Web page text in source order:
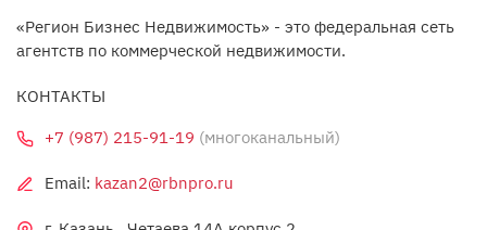
«Регион Бизнес Недвижимость» - это федеральная сеть
агентств по коммерческой недвижимости.
КОНТАКТЫ
+7 (987) 215-91-19 (многоканальный)
Email: kazan2@rbnpro.ru